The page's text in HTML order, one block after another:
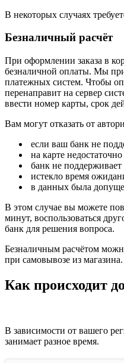
В некоторых случаях
Безналичный расчёт
При оформлении заказа в
безналичной оплаты. Мы
платежных систем. Чтобы
перенаправит на сервер
ввести номер карты, срок
Вам могут отказать от
если ваш банк не
на карте
банк не поддерживает
истекло время
в данных была
В этом случае вы можете
минут, воспользоваться
банк для решения вопроса.
Безналичным расчётом
при самовывозе из магазина.
Как происходит
В зависимости от вашего
занимает разное время.